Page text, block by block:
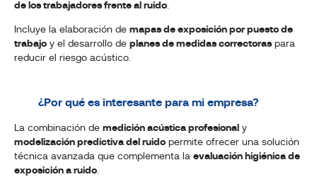
de los trabajadores frente al ruido.
Incluye la elaboración de mapas de exposición por puesto de
trabajo y el desarrollo de planes de medidas correctoras para
reducir el riesgo acústico.
¿Por qué es interesante para mi empresa?
La combinación de medición acústica profesional y
modelización predictiva del ruido permite ofrecer una solución
técnica avanzada que complementa la evaluación higiénica de
exposición a ruido.